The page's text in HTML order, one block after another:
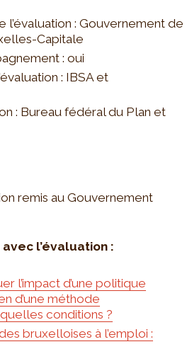
l’évaluation : Gouvernement de
Capitale
: oui
: IBSA et
: Bureau fédéral du Plan et
remis au Gouvernement
l’évaluation :
l’impact d’une politique
d’une méthode
conditions ?
bruxelloises à l’emploi :